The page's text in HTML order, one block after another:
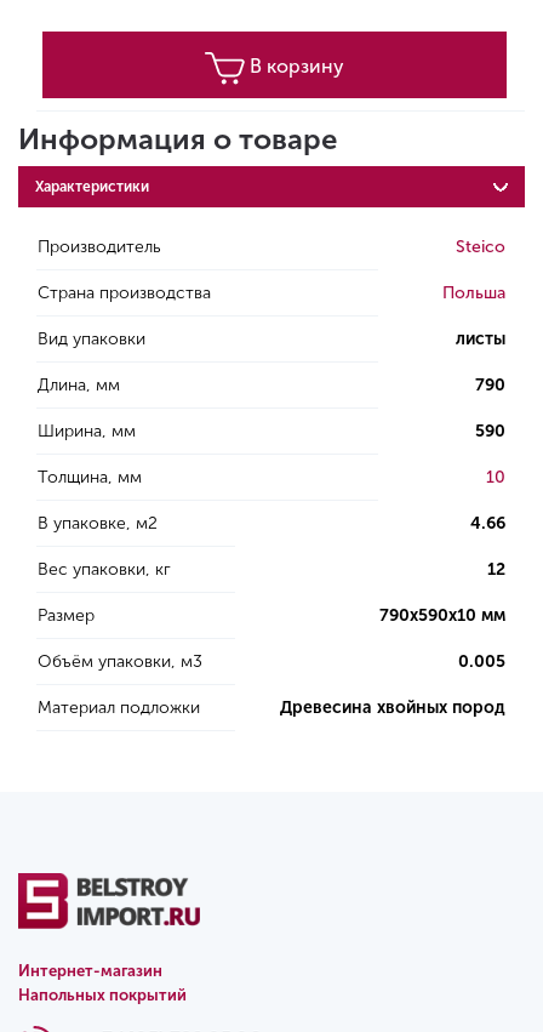
В корзину
Информация о товаре
Характеристики
Производитель Steico
Страна производства Польша
Вид упаковки листы
Длина, мм 790
Ширина, мм 590
Толщина, мм 10
В упаковке, м2 4.66
Вес упаковки, кг 12
Размер 790х590х10 мм
Объём упаковки, м3 0.005
Материал подложки Древесина хвойных пород
Интернет-магазин
Напольных покрытий